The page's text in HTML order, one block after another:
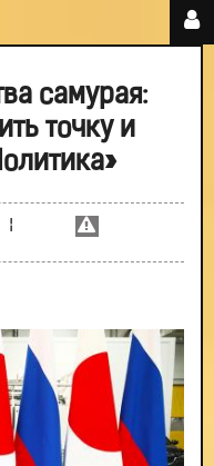
самурая:
точку и
¦